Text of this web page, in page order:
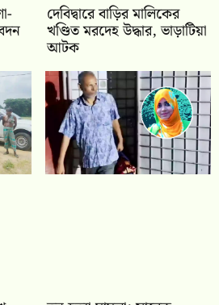
দেবিদ্বারে বাড়ির মালিকের
খণ্ডিত মরদেহ উদ্ধার, ভাড়াটিয়া
আটক